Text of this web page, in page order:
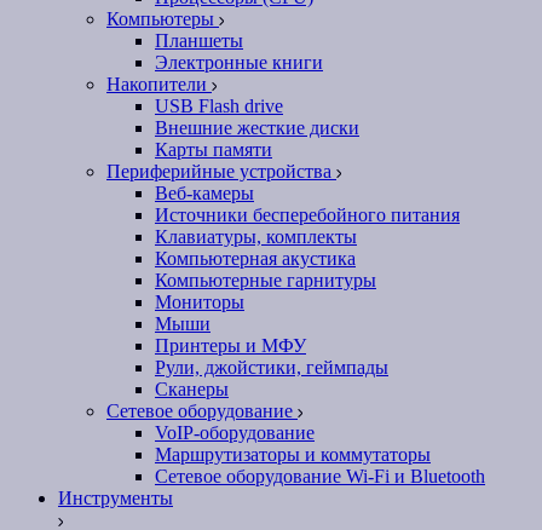
Компьютеры
Планшеты
Электронные книги
Накопители
USB Flash drive
Внешние жесткие диски
Карты памяти
Периферийные устройства
Веб-камеры
Источники бесперебойного питания
Клавиатуры, комплекты
Компьютерная акустика
Компьютерные гарнитуры
Мониторы
Мыши
Принтеры и МФУ
Рули, джойстики, геймпады
Сканеры
Сетевое оборудование
VoIP-оборудование
Маршрутизаторы и коммутаторы
Сетевое оборудование Wi-Fi и Bluetooth
Инструменты